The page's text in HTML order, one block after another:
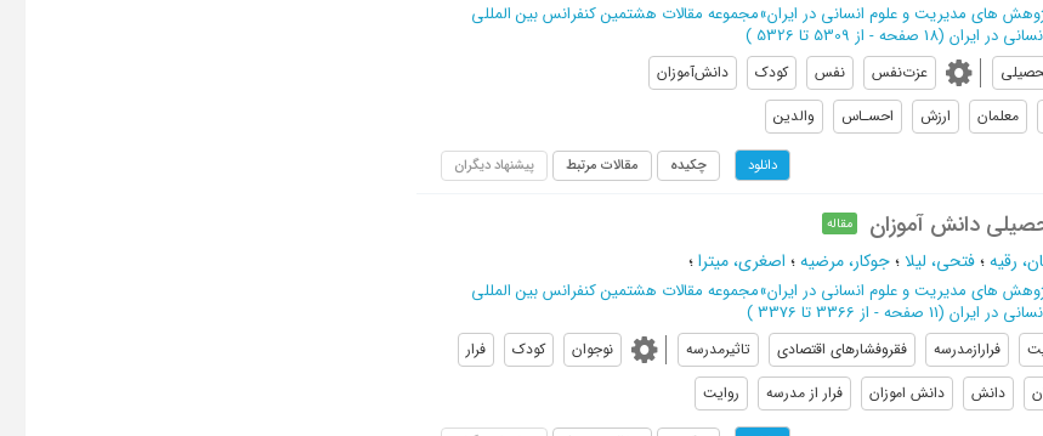
های مدیریت و علوم انسانی در ایران»مجموعه مقالات هشتمین کنفرانس بین المللی
در ایران (‎18 صفحه - از 5309 تا 5326 )
عزت‌نفس نفس کودک
دانش‌آموزان
معلمان ارزش احسـاس والدین
دانلود چکیده مقالات مرتبط پیشنهاد دیگران
دانش آموزان مقاله
رقیه؛فتحی، لیلا؛جوکار، مرضیه؛ اصغری، میترا؛
های مدیریت و علوم انسانی در ایران»مجموعه مقالات هشتمین کنفرانس بین المللی
در ایران (‎11 صفحه - از 3366 تا 3376 )
فرارازمدرسه فقروفشارهاي اقتصادي تاثیرمدرسه نوجوان کودک
فرار
دانش دانش اموزان فرار از مدرسه روایت